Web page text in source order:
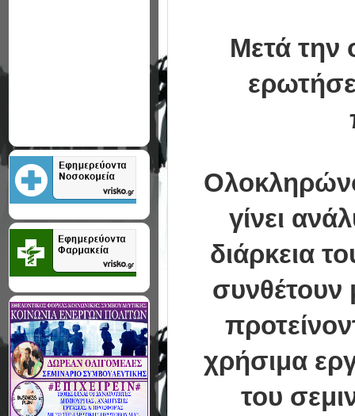
Μετά την
γίνει
διάρκεια
συνθέτουν
χρήσιμα
του